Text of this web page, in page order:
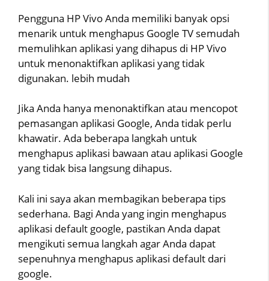
Pengguna HP Vivo Anda memiliki banyak opsi
menarik untuk menghapus Google TV semudah
memulihkan aplikasi yang dihapus di HP Vivo
untuk menonaktifkan aplikasi yang tidak
digunakan. lebih mudah
Jika Anda hanya menonaktifkan atau mencopot
pemasangan aplikasi Google, Anda tidak perlu
khawatir. Ada beberapa langkah untuk
menghapus aplikasi bawaan atau aplikasi Google
yang tidak bisa langsung dihapus.
Kali ini saya akan membagikan beberapa tips
sederhana. Bagi Anda yang ingin menghapus
aplikasi default google, pastikan Anda dapat
mengikuti semua langkah agar Anda dapat
sepenuhnya menghapus aplikasi default dari
google.